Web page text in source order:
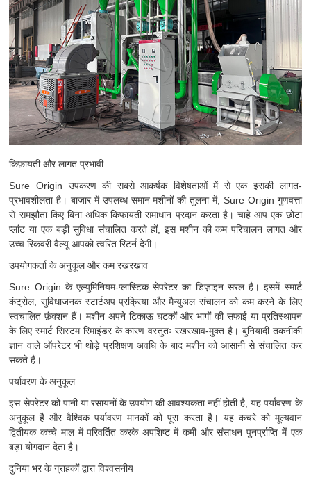
किफ़ायती और लागत प्रभावी
Sure Origin उपकरण की सबसे आकर्षक विशेषताओं में से एक इसकी लागत-
प्रभावशीलता है। बाजार में उपलब्ध समान मशीनों की तुलना में, Sure Origin गुणवत्ता
से समझौता किए बिना अधिक किफायती समाधान प्रदान करता है। चाहे आप एक छोटा
प्लांट या एक बड़ी सुविधा संचालित करते हों, इस मशीन की कम परिचालन लागत और
उच्च रिकवरी वैल्यू आपको त्वरित रिटर्न देगी।
उपयोगकर्ता के अनुकूल और कम रखरखाव
Sure Origin के एल्युमिनियम-प्लास्टिक सेपरेटर का डिज़ाइन सरल है। इसमें स्मार्ट
कंट्रोल, सुविधाजनक स्टार्टअप प्रक्रिया और मैन्युअल संचालन को कम करने के लिए
स्वचालित फ़ंक्शन हैं। मशीन अपने टिकाऊ घटकों और भागों की सफाई या प्रतिस्थापन
के लिए स्मार्ट सिस्टम रिमाइंडर के कारण वस्तुतः रखरखाव-मुक्त है। बुनियादी तकनीकी
ज्ञान वाले ऑपरेटर भी थोड़े प्रशिक्षण अवधि के बाद मशीन को आसानी से संचालित कर
सकते हैं।
पर्यावरण के अनुकूल
इस सेपरेटर को पानी या रसायनों के उपयोग की आवश्यकता नहीं होती है, यह पर्यावरण के
अनुकूल है और वैश्विक पर्यावरण मानकों को पूरा करता है। यह कचरे को मूल्यवान
द्वितीयक कच्चे माल में परिवर्तित करके अपशिष्ट में कमी और संसाधन पुनर्प्राप्ति में एक
बड़ा योगदान देता है।
दुनिया भर के ग्राहकों द्वारा विश्वसनीय